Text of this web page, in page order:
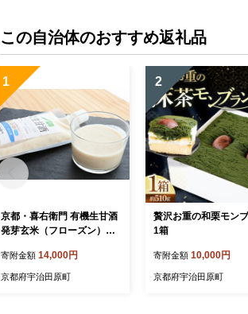
この自治体のおすすめ返礼品
1
京都・喜右衛門 有機生甘酒
発芽玄米（フローズン）（3
〈あまざけ 甘酒 有機 オー
ガニック 麹 フローズン 玄
寄附金額 14,000円
京都府宇治田原町
2
贅沢お重の和栗モン
1箱
寄附金額 10,000円
京都府宇治田原町